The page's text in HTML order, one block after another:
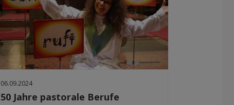
06.09.2024
50 Jahre pastorale Berufe